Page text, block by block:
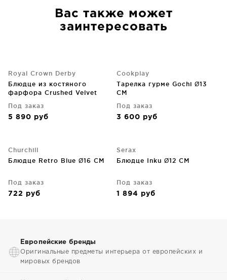
Вас также может
заинтересовать
Royal Crown Derby
Блюдце из костяного
фарфора Crushed Velvet
Ø12 CM
Под заказ
5 890 руб
Cookplay
Тарелка гурме Gochi Ø13
CM
Под заказ
3 600 руб
Churchill
Блюдце Retro Blue Ø16 CM
Под заказ
722 руб
Serax
Блюдце Inku Ø12 CM
Под заказ
1 894 руб
Европейские бренды
Оригинальные предметы интерьера от европейских и
мировых брендов